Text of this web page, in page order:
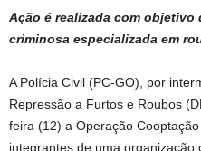
Ação é realizada com objetivo
criminosa especializada em
A Polícia Civil (PC-GO), por
Repressão a Furtos e Roubos
feira (12) a Operação
integrantes de uma